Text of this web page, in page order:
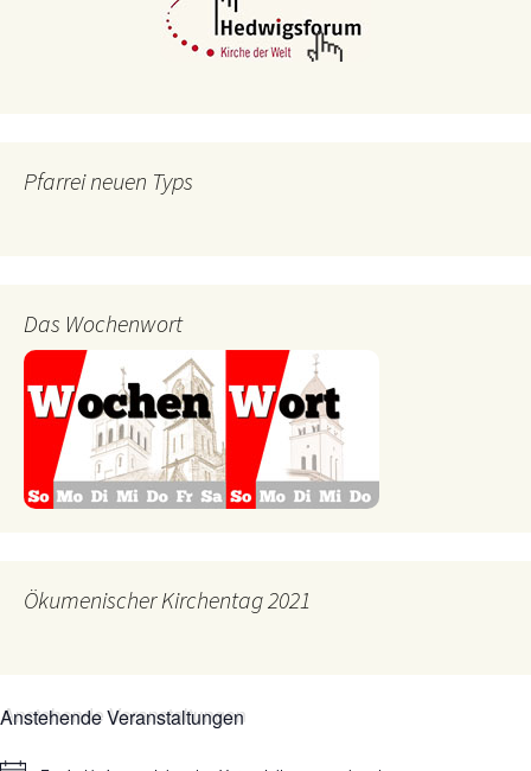
Pfarrei neuen Typs
Das Wochenwort
Ökumenischer Kirchentag 2021
Anstehende Veranstaltungen